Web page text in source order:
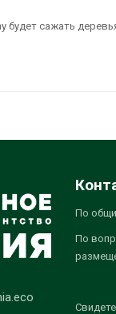
будет сажать
По
По